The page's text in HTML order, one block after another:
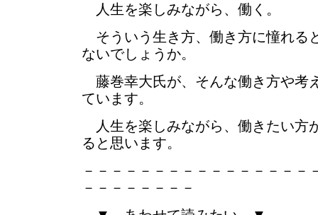
人生を楽しみながら、働く。
そういう生き方、働き方に憧れる
ないでしょうか。
藤巻幸大氏が、そんな働き方や考
ています。
人生を楽しみながら、働きたい方
ると思います。
－－－－－－－－－－－－－－－－
－－－－－－－－